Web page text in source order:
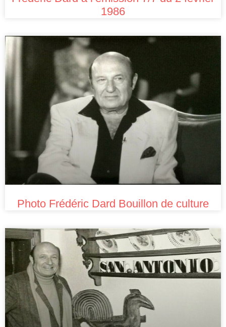
1986
Photo Frédéric Dard Bouillon de culture